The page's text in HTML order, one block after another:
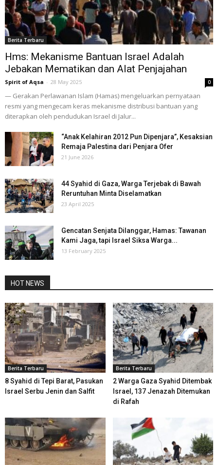
Berita Terbaru
Hms: Mekanisme Bantuan Israel Adalah
Jebakan Mematikan dan Alat Penjajahan
Spirit of Aqsa - 28 May 2025 0
— Gerakan Perlawanan Islam (Hamas) mengeluarkan pernyataan
resmi yang mengecam keras mekanisme distribusi bantuan yang
diterapkan oleh pendudukan Israel di Jalur...
“Anak Kelahiran 2012 Pun Dipenjara”, Kesaksian
Remaja Palestina dari Penjara Ofer
21 June 2026
44 Syahid di Gaza, Warga Terjebak di Bawah
Reruntuhan Minta Diselamatkan
23 April 2025
Gencatan Senjata Dilanggar, Hamas: Tawanan
Kami Jaga, tapi Israel Siksa Warga...
13 February 2025
HOT NEWS
Berita Terbaru
8 Syahid di Tepi Barat, Pasukan
Israel Serbu Jenin dan Salfit
Berita Terbaru
2 Warga Gaza Syahid Ditembak
Israel, 137 Jenazah Ditemukan
di Rafah